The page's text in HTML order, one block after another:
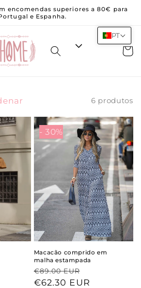
encomendas superiores a 80€ para
e Espanha.
6 produtos
Macacão comprido em
malha estampada
Preço
normal
€89.00 EUR
Preço
de
€62.30 EUR
- 30%
PT